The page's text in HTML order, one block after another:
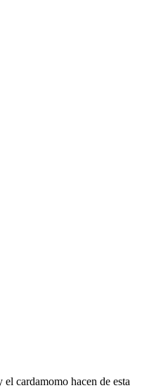
cardamomo hacen de esta